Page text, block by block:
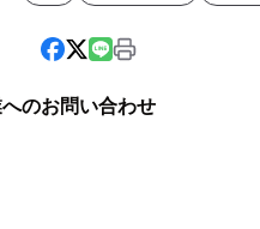
のお問い合わせ